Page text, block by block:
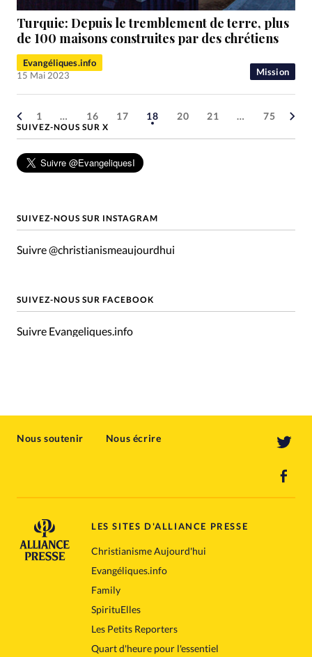
Mission
Turquie: Depuis le tremblement de terre, plus
de 100 maisons construites par des chrétiens
Evangéliques.info
15 Mai 2023
1 … 16 17 18 20 21 … 75
SUIVEZ-NOUS SUR X
SUIVEZ-NOUS SUR INSTAGRAM
Suivre @christianismeaujourdhui
SUIVEZ-NOUS SUR FACEBOOK
Suivre Evangeliques.info
Nous soutenir Nous écrire
LES SITES D'ALLIANCE PRESSE
Christianisme Aujourd'hui
Evangéliques.info
Family
SpirituElles
Les Petits Reporters
Quart d'heure pour l'essentiel